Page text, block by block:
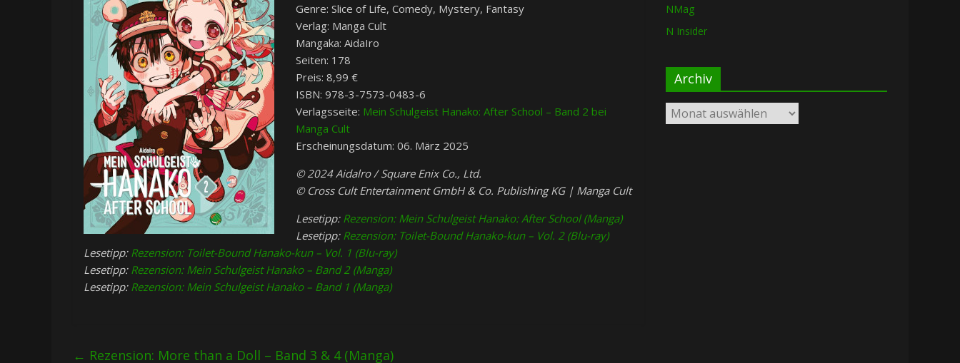
Genre: Slice of Life, Comedy, Mystery, Fantasy
Verlag: Manga Cult
Mangaka: AidaIro
Seiten: 178
Preis: 8,99 €
ISBN: 978-3-7573-0483-6
Verlagsseite: Mein Schulgeist Hanako: After School – Band 2 bei
Manga Cult
Erscheinungsdatum: 06. März 2025
© 2024 Aidalro / Square Enix Co., Ltd.
© Cross Cult Entertainment GmbH & Co. Publishing KG | Manga Cult
Lesetipp: Rezension: Mein Schulgeist Hanako: After School (Manga)
Lesetipp: Rezension: Toilet-Bound Hanako-kun – Vol. 2 (Blu-ray)
Lesetipp: Rezension: Toilet-Bound Hanako-kun – Vol. 1 (Blu-ray)
Lesetipp: Rezension: Mein Schulgeist Hanako – Band 2 (Manga)
Lesetipp: Rezension: Mein Schulgeist Hanako – Band 1 (Manga)
← Rezension: More than a Doll – Band 3 & 4 (Manga)
NMag
N Insider
Archiv
Archiv